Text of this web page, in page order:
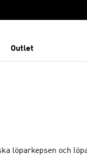
Outlet
löparkepsen och